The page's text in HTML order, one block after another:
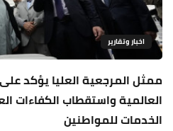
اخبار وتقارير
ممثل المرجعية العليا يؤكد
العالمية واستقطاب الكفاءات
الخدمات للمواطنين